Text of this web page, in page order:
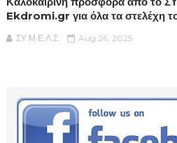
Ekdromi.gr για όλα τα στελέχη
ΣΥ.Μ.Ε.Λ.Σ. Aug 26, 2025